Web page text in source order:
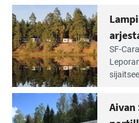
Lue
Leirintäoppaan
artikkeli:
Lampien
rannalla
pääsee
irti
SF-
tarjoaa
Aivan